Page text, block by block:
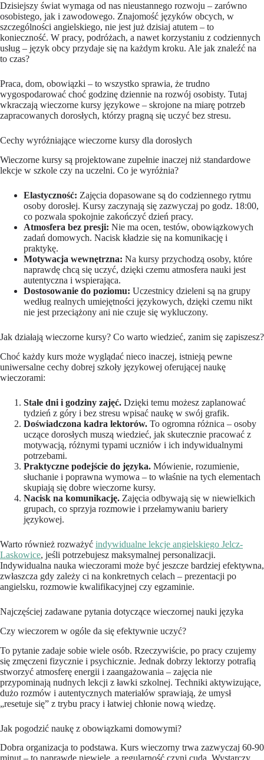
Dzisiejszy świat wymaga od nas nieustannego rozwoju – zarówno
osobistego, jak i zawodowego. Znajomość języków obcych, w
szczególności angielskiego, nie jest już dzisiaj atutem – to
konieczność. W pracy, podróżach, a nawet korzystaniu z codziennych
usług – język obcy przydaje się na każdym kroku. Ale jak znaleźć na
to czas?
Praca, dom, obowiązki – to wszystko sprawia, że trudno
wygospodarować choć godzinę dziennie na rozwój osobisty. Tutaj
wkraczają wieczorne kursy językowe – skrojone na miarę potrzeb
zapracowanych dorosłych, którzy pragną się uczyć bez stresu.
Cechy wyróżniające wieczorne kursy dla dorosłych
Wieczorne kursy są projektowane zupełnie inaczej niż standardowe
lekcje w szkole czy na uczelni. Co je wyróżnia?
Elastyczność: Zajęcia dopasowane są do codziennego rytmu
osoby dorosłej. Kursy zaczynają się zazwyczaj po godz. 18:00,
co pozwala spokojnie zakończyć dzień pracy.
Atmosfera bez presji: Nie ma ocen, testów, obowiązkowych
zadań domowych. Nacisk kładzie się na komunikację i
praktykę.
Motywacja wewnętrzna: Na kursy przychodzą osoby, które
naprawdę chcą się uczyć, dzięki czemu atmosfera nauki jest
autentyczna i wspierająca.
Dostosowanie do poziomu: Uczestnicy dzieleni są na grupy
według realnych umiejętności językowych, dzięki czemu nikt
nie jest przeciążony ani nie czuje się wykluczony.
Jak działają wieczorne kursy? Co warto wiedzieć, zanim się zapiszesz?
Choć każdy kurs może wyglądać nieco inaczej, istnieją pewne
uniwersalne cechy dobrej szkoły językowej oferującej naukę
wieczorami:
Stałe dni i godziny zajęć. Dzięki temu możesz zaplanować
tydzień z góry i bez stresu wpisać naukę w swój grafik.
Doświadczona kadra lektorów. To ogromna różnica – osoby
uczące dorosłych muszą wiedzieć, jak skutecznie pracować z
motywacją, różnymi typami uczniów i ich indywidualnymi
potrzebami.
Praktyczne podejście do języka. Mówienie, rozumienie,
słuchanie i poprawna wymowa – to właśnie na tych elementach
skupiają się dobre wieczorne kursy.
Nacisk na komunikację. Zajęcia odbywają się w niewielkich
grupach, co sprzyja rozmowie i przełamywaniu bariery
językowej.
Warto również rozważyć indywidualne lekcje angielskiego Jelcz-
Laskowice, jeśli potrzebujesz maksymalnej personalizacji.
Indywidualna nauka wieczorami może być jeszcze bardziej efektywna,
zwłaszcza gdy zależy ci na konkretnych celach – prezentacji po
angielsku, rozmowie kwalifikacyjnej czy egzaminie.
Najczęściej zadawane pytania dotyczące wieczornej nauki języka
Czy wieczorem w ogóle da się efektywnie uczyć?
To pytanie zadaje sobie wiele osób. Rzeczywiście, po pracy czujemy
się zmęczeni fizycznie i psychicznie. Jednak dobrzy lektorzy potrafią
stworzyć atmosferę energii i zaangażowania – zajęcia nie
przypominają nudnych lekcji z ławki szkolnej. Techniki aktywizujące,
dużo rozmów i autentycznych materiałów sprawiają, że umysł
„resetuje się” z trybu pracy i łatwiej chłonie nową wiedzę.
Jak pogodzić naukę z obowiązkami domowymi?
Dobra organizacja to podstawa. Kurs wieczorny trwa zazwyczaj 60-90